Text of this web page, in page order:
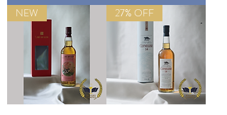
NEW 27% OFF